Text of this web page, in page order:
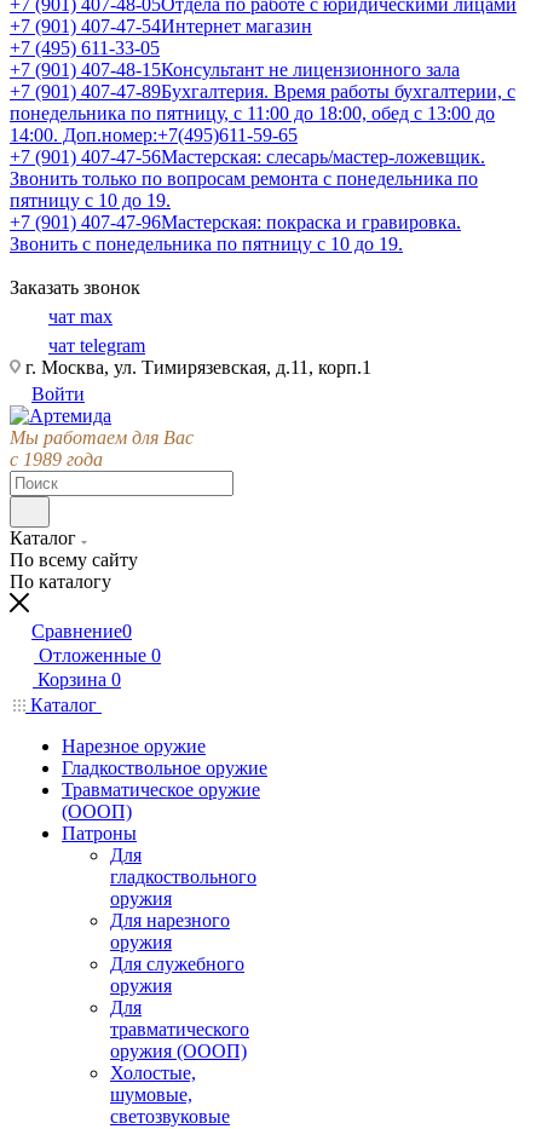
+7 (901) 407-48-05Отдела по работе с юридическими лицами
+7 (901) 407-47-54Интернет магазин
+7 (495) 611-33-05
+7 (901) 407-48-15Консультант не лицензионного зала
+7 (901) 407-47-89Бухгалтерия. Время работы бухгалтерии, с
понедельника по пятницу, с 11:00 до 18:00, обед с 13:00 до
14:00. Доп.номер:+7(495)611-59-65
+7 (901) 407-47-56Мастерская: слесарь/мастер-ложевщик.
Звонить только по вопросам ремонта с понедельника по
пятницу с 10 до 19.
+7 (901) 407-47-96Мастерская: покраска и гравировка.
Звонить с понедельника по пятницу с 10 до 19.
Заказать звонок
чат max
чат telegram
г. Москва, ул. Тимирязевская, д.11, корп.1
Войти
Мы работаем для Вас
с 1989 года
Каталог
По всему сайту
По каталогу
Сравнение0
Отложенные 0
Корзина 0
Каталог
Нарезное оружие
Гладкоствольное оружие
Травматическое оружие
(ОООП)
Патроны
Для
гладкоствольного
оружия
Для нарезного
оружия
Для служебного
оружия
Для
травматического
оружия (ОООП)
Холостые,
шумовые,
светозвуковые